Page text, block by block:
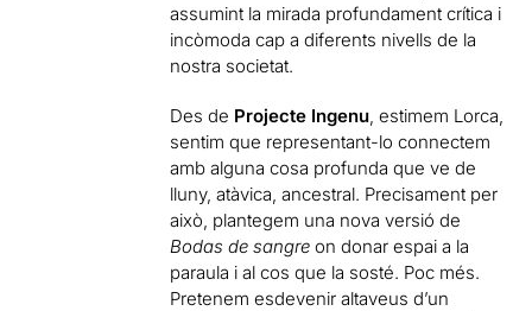
assumint la mirada profundament crítica i
incòmoda cap a diferents nivells de la
nostra societat.
Des de Projecte Ingenu, estimem Lorca,
sentim que representant-lo connectem
amb alguna cosa profunda que ve de
lluny, atàvica, ancestral. Precisament per
això, plantegem una nova versió de
Bodas de sangre on donar espai a la
paraula i al cos que la sosté. Poc més.
Pretenem esdevenir altaveus d’un